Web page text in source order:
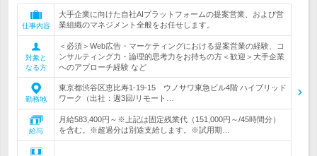
仕事内容
大手企業に向けた自社AIプラットフォームの提案営業、および営
業組織のマネジメント全般をお任せします。
対象と
なる方
＜必須＞Web広告・マーケティングにおける提案営業の経験、コ
ンサルティング力・論理的思考力をお持ちの方＜歓迎＞大手企業
へのアプローチ経験 など
勤務地
東京都渋谷区恵比寿1-19-15 ウノサワ東急ビル4階 ハイブリッド
ワーク（出社：週3回/リモート…
給与
月給583,400円～※上記は固定残業代（151,000円～/45時間分）
を含む。※超過分は別途支給します。※試用期…